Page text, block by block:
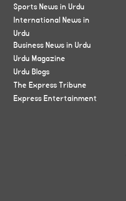
Sports News in Urdu
International News in
Urdu
Business News in Urdu
Urdu Magazine
Urdu Blogs
The Express Tribune
Express Entertainment